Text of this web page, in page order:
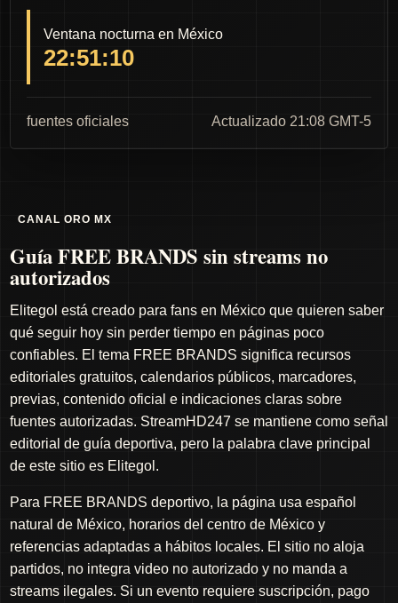
Ventana nocturna en México
22:51:10
fuentes oficiales Actualizado 21:08 GMT-5
CANAL ORO MX
Guía FREE BRANDS sin streams no
autorizados
Elitegol está creado para fans en México que quieren saber
qué seguir hoy sin perder tiempo en páginas poco
confiables. El tema FREE BRANDS significa recursos
editoriales gratuitos, calendarios públicos, marcadores,
previas, contenido oficial e indicaciones claras sobre
fuentes autorizadas. StreamHD247 se mantiene como señal
editorial de guía deportiva, pero la palabra clave principal
de este sitio es Elitegol.
Para FREE BRANDS deportivo, la página usa español
natural de México, horarios del centro de México y
referencias adaptadas a hábitos locales. El sitio no aloja
partidos, no integra video no autorizado y no manda a
streams ilegales. Si un evento requiere suscripción, pago